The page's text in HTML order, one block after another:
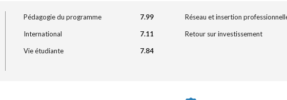
Pédagogie du programme 7.99
International 7.11
Vie étudiante 7.84
Réseau et insertion
Retour sur investissement